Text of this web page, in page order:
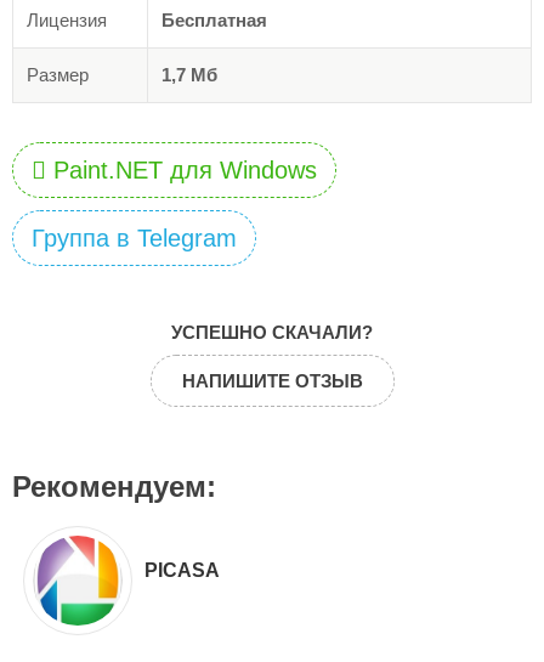
Лицензия Бесплатная
Размер 1,7 Мб
Paint.NET для Windows
Группа в Telegram
УСПЕШНО СКАЧАЛИ?
НАПИШИТЕ ОТЗЫВ
Рекомендуем:
PICASA